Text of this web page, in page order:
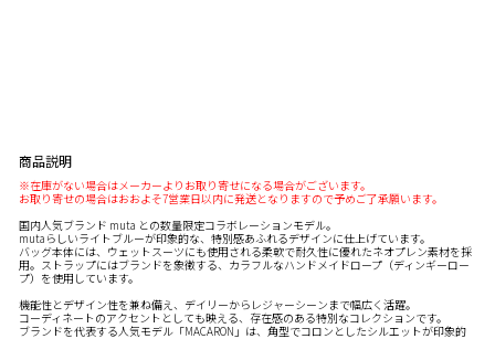
商品説明
※在庫がない場合はメーカーよりお取り寄せになる場合がございます。
お取り寄せの場合はおおよそ7営業日以内に発送となりますので予めご了承願います。
国内人気ブランド muta との数量限定コラボレーションモデル。
mutaらしいライトブルーが印象的な、特別感あふれるデザインに仕上げています。
バッグ本体には、ウェットスーツにも使用される柔軟で耐久性に優れたネオプレン素材を採
用。ストラップにはブランドを象徴する、カラフルなハンドメイドロープ（ディンギーロー
プ）を使用しています。
機能性とデザイン性を兼ね備え、デイリーからレジャーシーンまで幅広く活躍。
コーディネートのアクセントとしても映える、存在感のある特別なコレクションです。
ブランドを代表する人気モデル「MACARON」は、角型でコロンとしたシルエットが印象的